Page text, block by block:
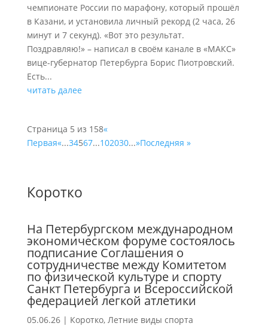
чемпионате России по марафону, который прошёл
в Казани, и установила личный рекорд (2 часа, 26
минут и 7 секунд). «Вот это результат.
Поздравляю!» – написал в своём канале в «МАКС»
вице-губернатор Петербурга Борис Пиотровский.
Есть...
читать далее
Страница 5 из 158«
Первая«...34567...102030...»Последняя »
Коротко
На Петербургском международном
экономическом форуме состоялось
подписание Соглашения о
сотрудничестве между Комитетом
по физической культуре и спорту
Санкт Петербурга и Всероссийской
федерацией легкой атлетики
05.06.26| Коротко, Летние виды спорта